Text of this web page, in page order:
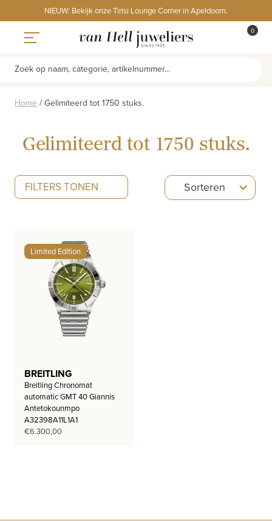
to
content
NIEUW: Bekijk onze Tirisi Lounge Corner in Apeldoorn.
0
Zoek op naam, categorie, artikelnummer...
Home / Gelimiteerd tot 1750 stuks.
Gelimiteerd tot 1750 stuks.
FILTERS TONEN Sorteren
5
results
Limited Edition
BREITLING
Breitling Chronomat
automatic GMT 40 Giannis
Antetokounmpo
A32398A11L1A1
€6.300,00